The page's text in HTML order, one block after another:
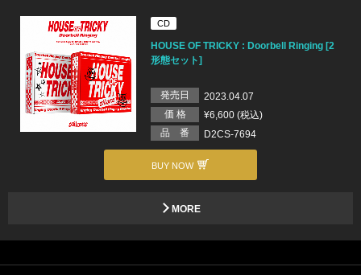
CD
HOUSE OF TRICKY : Doorbell Ringing [2
形態セット]
発売日
2023.04.07
価 格
¥6,600 (税込)
品 番
D2CS-7694
BUY NOW
MORE